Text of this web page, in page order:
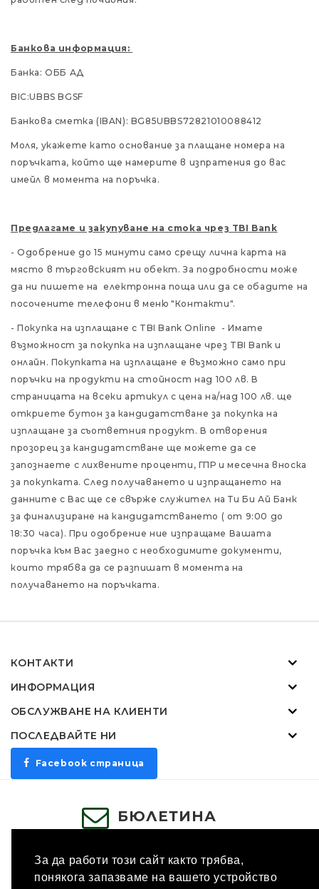
За да работи този сайт както трябва,
понякога запазваме на вашето устройство
Банкова информация:
Банка: ОББ АД
BIC:UBBS BGSF
Банкова сметка (IBAN): BG85UBBS72821010088412
Mоля, укажете като основание за плащане номера на
поръчката, който ще намерите в изпратения до вас
имейл в момента на поръчка.
Предлагаме и закупуване на стока чрез TBI Bank
- Одобрение до 15 минути само срещу лична карта на
място в търговският ни обект. За подробности може
да ни пишете на електронна поща или да се обадите на
посочените телефони в меню "Контакти".
- Покупка на изплащане с TBI Bank Online - Имате
възможност за покупка на изплащане чрез TBI Bank и
онлайн. Покупката на изплащане е възможно само при
поръчки на продукти на стойност над 100 лв. В
страницата на всеки артикул с цена на/над 100 лв. ще
откриете бутон за кандидатстване за покупка на
изплащане за съответния продукт. В отворения
прозорец за кандидатстване ще можете да се
запознаете с лихвените проценти, ГПР и месечна вноска
за покупката. След получаването и изпращането на
данните с Вас ще се свърже служител на Ти Би Ай Банк
за финализиране на кандидатстването ( от 9:00 до
18:30 часа). При одобрение ние изпращаме Вашата
поръчка към Вас заедно с необходимите документи,
които трябва да се разпишат в момента на
получаването на поръчката.
КОНТАКТИ
ИНФОРМАЦИЯ
ОБСЛУЖВАНЕ НА КЛИЕНТИ
ПОСЛЕДВАЙТЕ НИ
Facebook страница
БЮЛЕТИНА